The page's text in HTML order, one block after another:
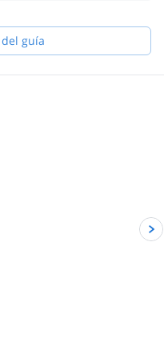
climbing experience and
trainer for the
if you want to discuss
you in more 'classic'
talk about your wishes!
guía